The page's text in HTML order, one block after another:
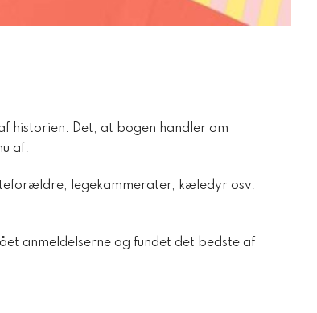
historien. Det, at bogen handler om
af.
legekammerater, kæledyr osv.
anmeldelserne og fundet det bedste af